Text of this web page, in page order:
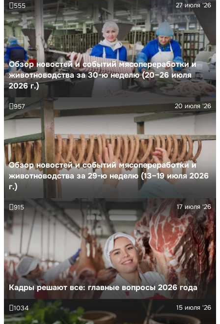
Обзор новостей и событий мясопереработки и
животноводства за 30-ю неделю (20–26 июля
2026 г.)
27 июля '26
555
Обзор новостей и событий мясопереработки и
животноводства за 29-ю неделю (13–19 июля 2026
г.)
20 июля '26
957
Кадры решают все: главные вопросы 2026 года
17 июля '26
915
15 июля '26
1034